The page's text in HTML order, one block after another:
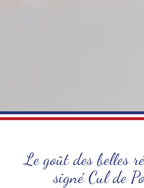
Le goût des belles
signé Cul de